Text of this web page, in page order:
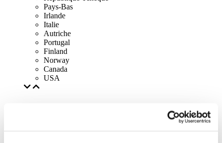
Pays-Bas
Irlande
Italie
Autriche
Portugal
Finland
Norway
Canada
USA